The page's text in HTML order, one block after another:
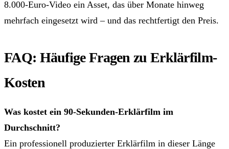
8.000-Euro-Video ein Asset, das über Monate hinweg
mehrfach eingesetzt wird – und das rechtfertigt den Preis.
FAQ: Häufige Fragen zu Erklärfilm-
Kosten
Was kostet ein 90-Sekunden-Erklärfilm im
Durchschnitt?
Ein professionell produzierter Erklärfilm in dieser Länge